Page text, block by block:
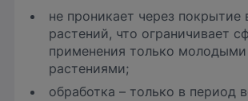
не проникает через покрытие
растений, что ограничивает
применения только молодыми
растениями;
обработка – только в период